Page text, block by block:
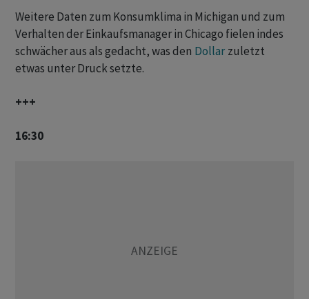
Weitere Daten zum Konsumklima in Michigan und zum
Verhalten der Einkaufsmanager in Chicago fielen indes
schwächer aus als gedacht, was den Dollar zuletzt
etwas unter Druck setzte.
+++
16:30